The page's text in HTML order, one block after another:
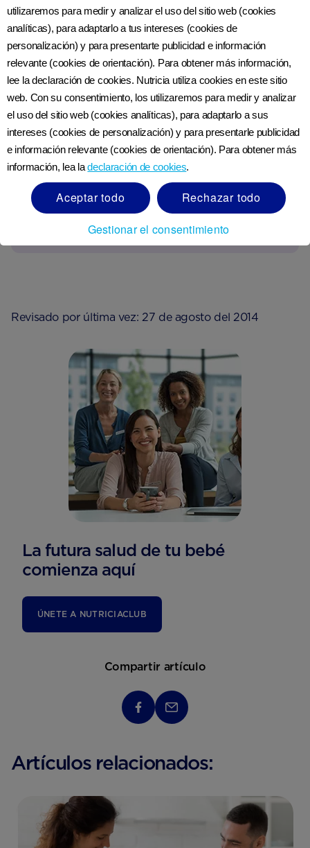
Hamburguesas de res caseras
Cordero a la boloñesa
Tostadas de frijoles
Dhal y arroz ligeramente condimentados
Frittata de brócoli
Ver referencias
Revisado por última vez: 27 de agosto del 2014
La futura salud de tu bebé
comienza aquí
ÚNETE A NUTRICIACLUB
Compartir artículo
Artículos relacionados:
utilizaremos para medir y analizar el uso del sitio web (cookies
analíticas), para adaptarlo a tus intereses (cookies de
personalización) y para presentarte publicidad e información
relevante (cookies de orientación). Para obtener más información,
lee la declaración de cookies. Nutricia utiliza cookies en este sitio
web. Con su consentimiento, los utilizaremos para medir y analizar
el uso del sitio web (cookies analíticas), para adaptarlo a sus
intereses (cookies de personalización) y para presentarle publicidad
e información relevante (cookies de orientación). Para obtener más
información, lea ladeclaración de cookies.
Aceptar todo
Rechazar todo
Gestionar el consentimiento